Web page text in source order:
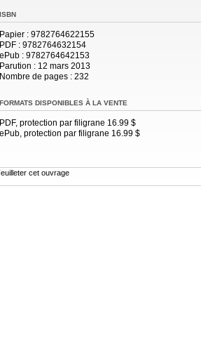
ISBN
: 9782764622155
: 9782764632154
: 9782764642153
: 12 mars 2013
de pages :232
FORMATS DISPONIBLES À LA VENTE
protection par filigrane 16.99 $
protection par filigrane 16.99 $
cet ouvrage